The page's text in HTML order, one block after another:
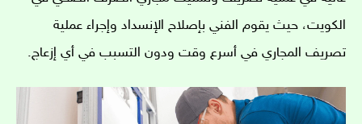
الكويت، حيث يقوم الفني بإصلاح الإنسداد وإجراء عملية
تصريف المجاري في أسرع وقت ودون التسبب في أي إزعاج.